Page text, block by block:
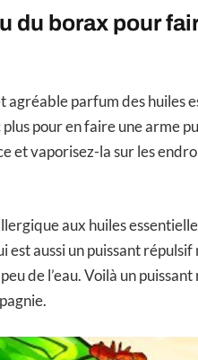
du borax pour
parfum des huiles
pour en faire une arme
et vaporisez-la sur les
aux huiles
aussi un puissant répulsif
de l’eau. Voilà un